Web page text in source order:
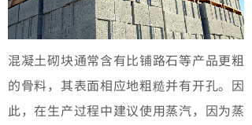
混凝土砌块通常含有比铺路石等产品更粗
的骨料，其表面相应地粗糙并有开孔。因
此，在生产过程中建议使用蒸汽，因为蒸